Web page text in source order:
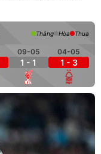
09-05
1 - 1
04-05
1 - 3
Thắng Hòa Thua